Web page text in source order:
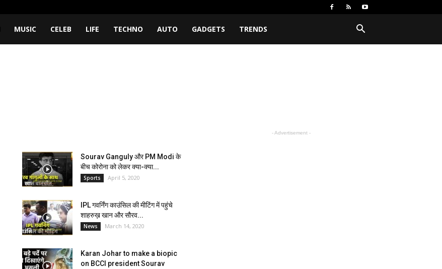
MUSIC CELEB LIFE TECHNO AUTO GADGETS TRENDS
Sourav Ganguly और PM Modi के
बीच कोरोना को लेकर क्या-क्या...
Sports April 5, 2020
IPL गवर्निंग काउंसिल की मीटिंग में पहुंचे
शाहरुख़ खान और सौरव...
News March 14, 2020
Karan Johar to make a biopic
on BCCI president Sourav
- Advertisement -